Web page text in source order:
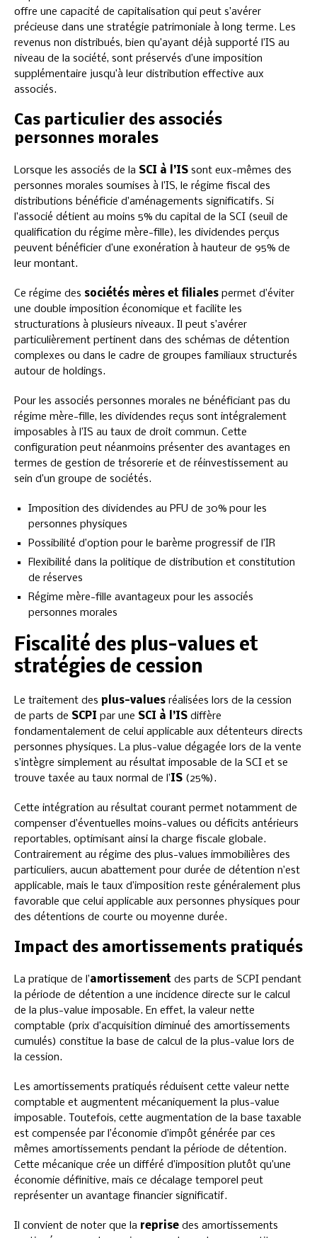
offre une capacité de capitalisation qui peut s’avérer
précieuse dans une stratégie patrimoniale à long terme. Les
revenus non distribués, bien qu’ayant déjà supporté l’IS au
niveau de la société, sont préservés d’une imposition
supplémentaire jusqu’à leur distribution effective aux
associés.
Cas particulier des associés
personnes morales
Lorsque les associés de la SCI à l’IS sont eux-mêmes des
personnes morales soumises à l’IS, le régime fiscal des
distributions bénéficie d’aménagements significatifs. Si
l’associé détient au moins 5% du capital de la SCI (seuil de
qualification du régime mère-fille), les dividendes perçus
peuvent bénéficier d’une exonération à hauteur de 95% de
leur montant.
Ce régime des sociétés mères et filiales permet d’éviter
une double imposition économique et facilite les
structurations à plusieurs niveaux. Il peut s’avérer
particulièrement pertinent dans des schémas de détention
complexes ou dans le cadre de groupes familiaux structurés
autour de holdings.
Pour les associés personnes morales ne bénéficiant pas du
régime mère-fille, les dividendes reçus sont intégralement
imposables à l’IS au taux de droit commun. Cette
configuration peut néanmoins présenter des avantages en
termes de gestion de trésorerie et de réinvestissement au
sein d’un groupe de sociétés.
Imposition des dividendes au PFU de 30% pour les
personnes physiques
Possibilité d’option pour le barème progressif de l’IR
Flexibilité dans la politique de distribution et constitution
de réserves
Régime mère-fille avantageux pour les associés
personnes morales
Fiscalité des plus-values et
stratégies de cession
Le traitement des plus-values réalisées lors de la cession
de parts de SCPI par une SCI à l’IS diffère
fondamentalement de celui applicable aux détenteurs directs
personnes physiques. La plus-value dégagée lors de la vente
s’intègre simplement au résultat imposable de la SCI et se
trouve taxée au taux normal de l’IS (25%).
Cette intégration au résultat courant permet notamment de
compenser d’éventuelles moins-values ou déficits antérieurs
reportables, optimisant ainsi la charge fiscale globale.
Contrairement au régime des plus-values immobilières des
particuliers, aucun abattement pour durée de détention n’est
applicable, mais le taux d’imposition reste généralement plus
favorable que celui applicable aux personnes physiques pour
des détentions de courte ou moyenne durée.
Impact des amortissements pratiqués
La pratique de l’amortissement des parts de SCPI pendant
la période de détention a une incidence directe sur le calcul
de la plus-value imposable. En effet, la valeur nette
comptable (prix d’acquisition diminué des amortissements
cumulés) constitue la base de calcul de la plus-value lors de
la cession.
Les amortissements pratiqués réduisent cette valeur nette
comptable et augmentent mécaniquement la plus-value
imposable. Toutefois, cette augmentation de la base taxable
est compensée par l’économie d’impôt générée par ces
mêmes amortissements pendant la période de détention.
Cette mécanique crée un différé d’imposition plutôt qu’une
économie définitive, mais ce décalage temporel peut
représenter un avantage financier significatif.
Il convient de noter que la reprise des amortissements